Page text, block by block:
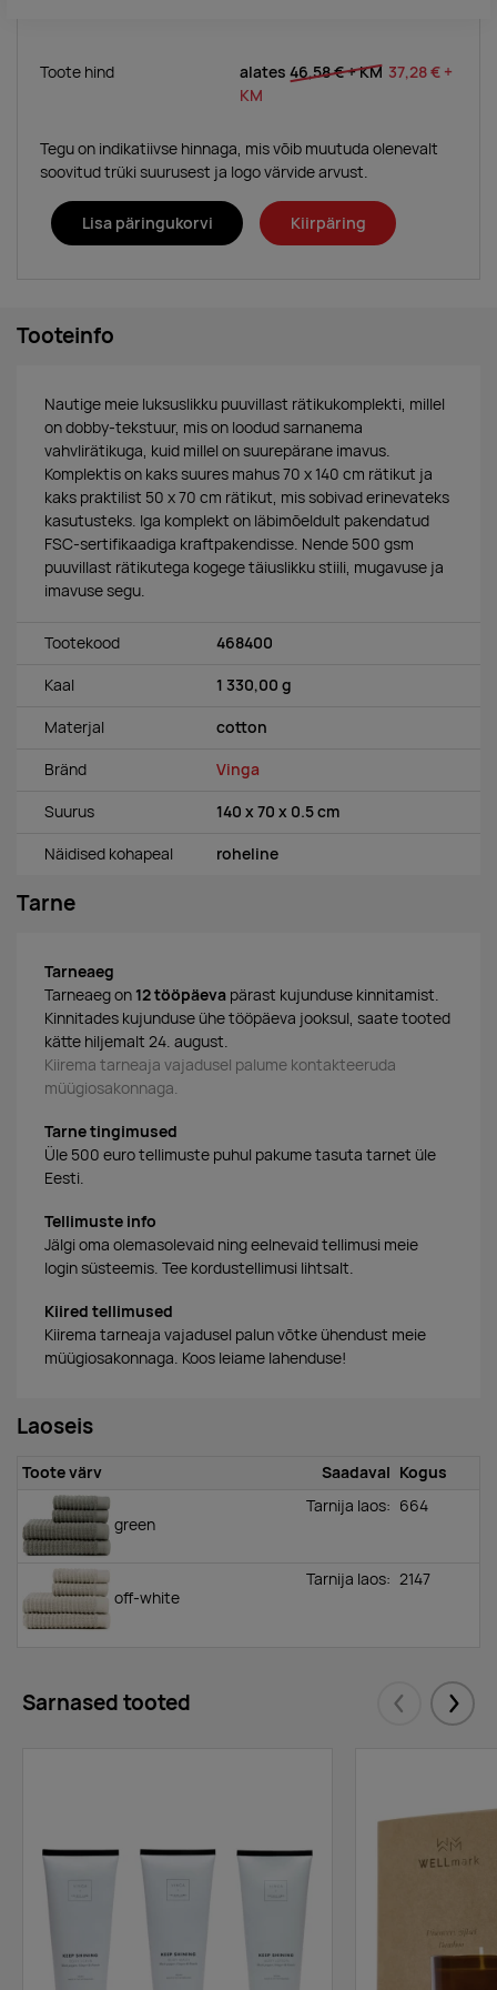
Toote hind alates 46,58 €+ KM 37,28 € +
KM
Tegu on indikatiivse hinnaga, mis võib muutuda olenevalt
soovitud trüki suurusest ja logo värvide arvust.
Lisa päringukorvi Kiirpäring
Tooteinfo
Nautige meie luksuslikku puuvillast rätikukomplekti, millel
on dobby-tekstuur, mis on loodud sarnanema
vahvlirätikuga, kuid millel on suurepärane imavus.
Komplektis on kaks suures mahus 70 x 140 cm rätikut ja
kaks praktilist 50 x 70 cm rätikut, mis sobivad erinevateks
kasutusteks. Iga komplekt on läbimõeldult pakendatud
FSC-sertifikaadiga kraftpakendisse. Nende 500 gsm
puuvillast rätikutega kogege täiuslikku stiili, mugavuse ja
imavuse segu.
Tootekood 468400
Kaal 1 330,00 g
Materjal cotton
Bränd Vinga
Suurus 140 x 70 x 0.5 cm
Näidised kohapeal roheline
Tarne
Tarneaeg
Tarneaeg on 12 tööpäeva pärast kujunduse kinnitamist.
Kinnitades kujunduse ühe tööpäeva jooksul, saate tooted
kätte hiljemalt 24. august.
Kiirema tarneaja vajadusel palume kontakteeruda
müügiosakonnaga.
Tarne tingimused
Üle 500 euro tellimuste puhul pakume tasuta tarnet üle
Eesti.
Tellimuste info
Jälgi oma olemasolevaid ning eelnevaid tellimusi meie
login süsteemis. Tee kordustellimusi lihtsalt.
Kiired tellimused
Kiirema tarneaja vajadusel palun võtke ühendust meie
müügiosakonnaga. Koos leiame lahenduse!
Laoseis
Toote värv Saadaval Kogus
green
Tarnija laos: 664
off-white
Tarnija laos: 2147
Sarnased tooted Eelmised